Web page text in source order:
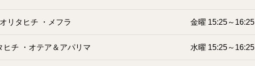
オリタヒチ ・メフラ 金曜 15:25～16:25
ヒチ ・オテア＆アパリマ 水曜 15:25～16:25